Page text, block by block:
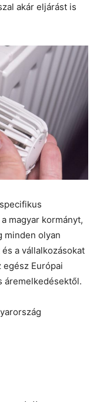
akár eljárást is
magyar kormányt,
minden olyan
a vállalkozásokat
egész Európai
áremelkedésektől.